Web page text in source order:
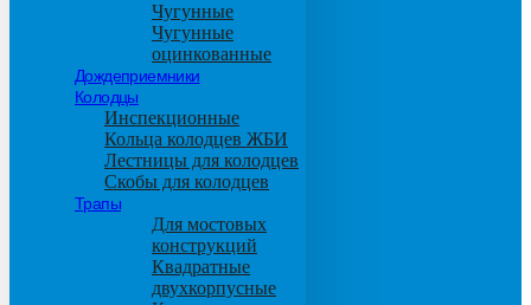
Чугунные
Чугунные
оцинкованные
Дождеприемники
Колодцы
Инспекционные
Кольца колодцев ЖБИ
Лестницы для колодцев
Скобы для колодцев
Трапы
Для мостовых
конструкций
Квадратные
двухкорпусные